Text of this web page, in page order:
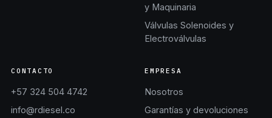
y Maquinaria
Válvulas Solenoides y
Electroválvulas
CONTACTO
+57 324 504 4742
info@rdiesel.co
EMPRESA
Nosotros
Garantías y devoluciones